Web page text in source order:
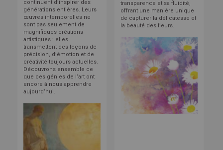
continuent d’inspirer des
générations entières. Leurs
œuvres intemporelles ne
sont pas seulement de
magnifiques créations
artistiques : elles
transmettent des leçons de
précision, d’émotion et de
créativité toujours actuelles.
Découvrons ensemble ce
que ces génies de l’art ont
encore à nous apprendre
aujourd’hui.
transparence et sa fluidité,
offrant une manière unique
de capturer la délicatesse et
la beauté des fleurs.